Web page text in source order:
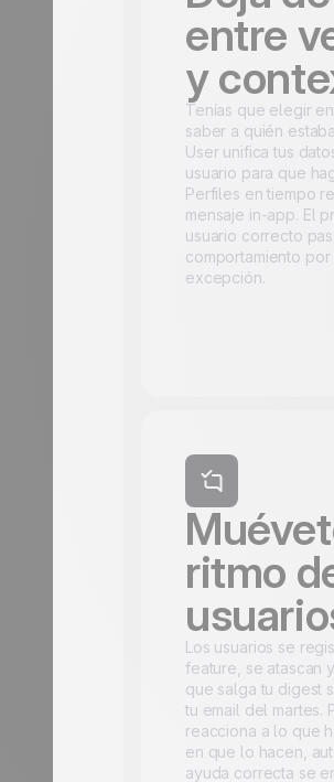
entre
y
Tenías que elegir
saber a quién
User unifica tus
usuario para que
Perfiles en tiempo
mensaje in-app. El
usuario correcto
comportamiento
excepción.
ritmo
Los usuarios se
feature, se atascan
que salga tu digest
tu email del martes.
reacciona a lo que
en que lo hacen,
ayuda correcta se